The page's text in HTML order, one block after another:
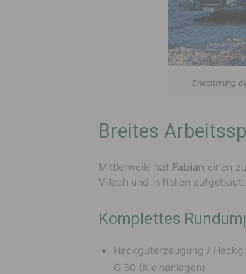
Erweiterung
Breites
Mittlerweile hat Fabian einen
Villach und in Italien aufgebaut.
Komplettes
Hackguterzeugung /
G 30 (Kleinanlagen)